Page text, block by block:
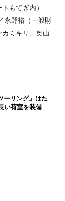
もてぎ内）
野裕（一般財
ミキリ、奥山
ーリング」はた
い荷室を装備